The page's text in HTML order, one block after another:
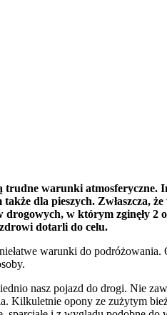
warunki atmosferyczne.
dla pieszych. Zwłaszcza,
drogowych, w którym zginęły
dotarli do celu.
warunki do
nasz pojazd do drogi. Nie
Kilkuletnie opony ze zużytym